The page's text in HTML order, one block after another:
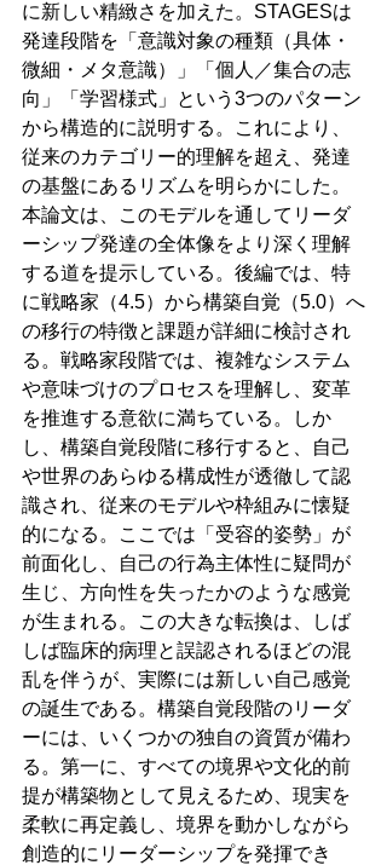
に新しい精緻さを加えた。STAGESは
発達段階を「意識対象の種類（具体・
微細・メタ意識）」「個人／集合の志
向」「学習様式」という3つのパターン
から構造的に説明する。これにより、
従来のカテゴリー的理解を超え、発達
の基盤にあるリズムを明らかにした。
本論文は、このモデルを通してリーダ
ーシップ発達の全体像をより深く理解
する道を提示している。後編では、特
に戦略家（4.5）から構築自覚（5.0）へ
の移行の特徴と課題が詳細に検討され
る。戦略家段階では、複雑なシステム
や意味づけのプロセスを理解し、変革
を推進する意欲に満ちている。しか
し、構築自覚段階に移行すると、自己
や世界のあらゆる構成性が透徹して認
識され、従来のモデルや枠組みに懐疑
的になる。ここでは「受容的姿勢」が
前面化し、自己の行為主体性に疑問が
生じ、方向性を失ったかのような感覚
が生まれる。この大きな転換は、しば
しば臨床的病理と誤認されるほどの混
乱を伴うが、実際には新しい自己感覚
の誕生である。構築自覚段階のリーダ
ーには、いくつかの独自の資質が備わ
る。第一に、すべての境界や文化的前
提が構築物として見えるため、現実を
柔軟に再定義し、境界を動かしながら
創造的にリーダーシップを発揮でき